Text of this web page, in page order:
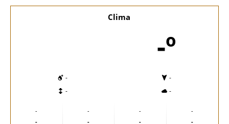
Clima
-º
-
-
-
-
-
-
-
-
-
-
-
-